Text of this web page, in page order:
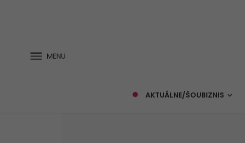
MENU
AKTUÁLNE/ŠOUBIZNIS